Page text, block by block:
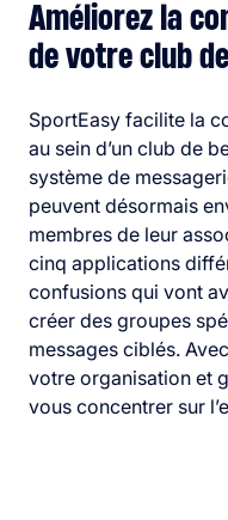
Améliorez la
de votre club
SportEasy facilite la
au sein d’un club de
système de
peuvent désormais
membres de leur
cinq applications
confusions qui vont
créer des groupes
messages ciblés.
votre organisation et
vous concentrer sur